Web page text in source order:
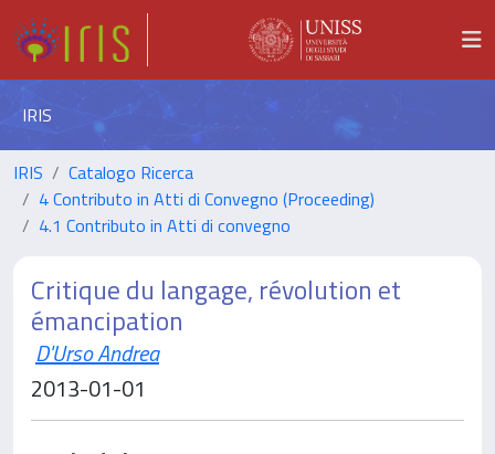
IRIS
IRIS
Catalogo Ricerca
4 Contributo in Atti di Convegno (Proceeding)
4.1 Contributo in Atti di convegno
Critique du langage, révolution et
émancipation
D'Urso Andrea
2013-01-01